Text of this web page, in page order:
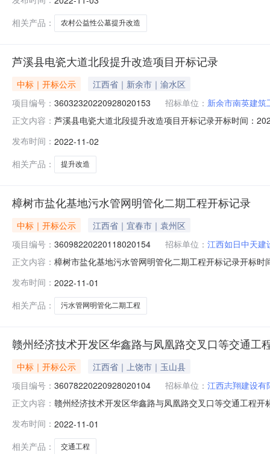
间:WedNov0217:33:27CST2022,投标人名称:江西辉达
相关产品：
农村公益性公墓提升改造
芦溪县电瓷大道北段提升改造项目开标记录
中标｜开标公示
江西省｜新余市｜渝水区
项目编号： 36032320220928020153 招标单位： 新余市南英建筑
正文内容： 芦溪县电瓷大道北段提升改造项目开标记录开标时间：
间:TueNov0114:17:36CST2022,投标人名称:共青城瑞升
发布时间： 2022-11-02
相关产品：
提升改造
樟树市盐化基地污水管网明管化二期工程开标记录
中标｜开标公示
江西省｜宜春市｜袁州区
项目编号： 36098220220118020154 招标单位： 江西如日中天建
正文内容： 樟树市盐化基地污水管网明管化二期工程开标记录开标
间:MonOct3116:27:09CST2022,投标人名称:江西劢轩建
发布时间： 2022-11-01
相关产品：
污水管网明管化二期工程
赣州经济技术开发区华鑫路与凤凰路交叉口等交通工
中标｜开标公示
江西省｜上饶市｜玉山县
项目编号： 36078220220928020104 招标单位： 江西志翔建设有
正文内容： 赣州经济技术开发区华鑫路与凤凰路交叉口等交通工程
间:MonOct3117:11:07CST2022,投标人名称:江西珺北建
发布时间： 2022-11-01
相关产品：
交通工程